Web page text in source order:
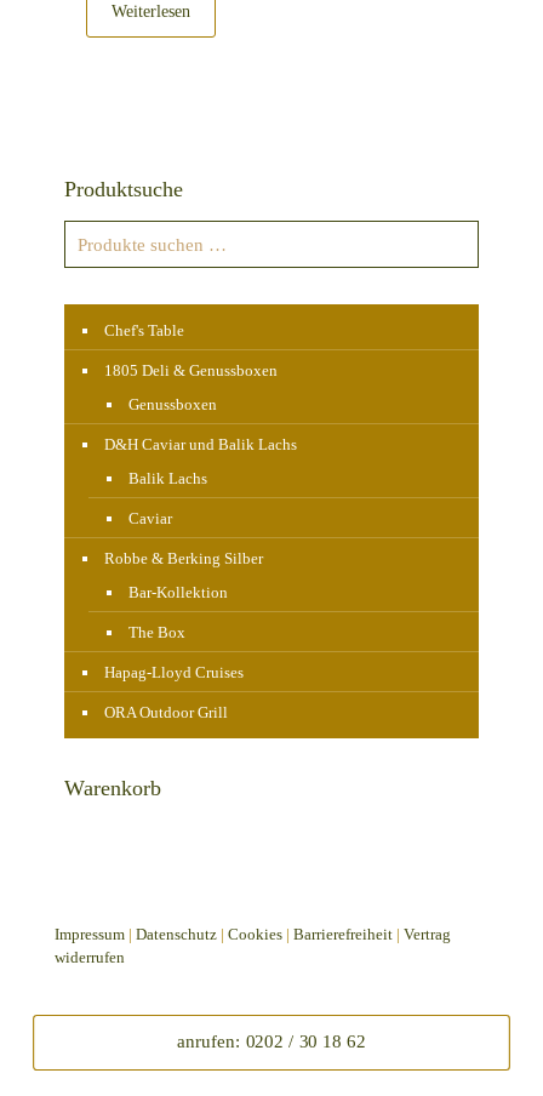
Weiterlesen
Produktsuche
Chef's Table
1805 Deli & Genussboxen
Genussboxen
D&H Caviar und Balik Lachs
Balik Lachs
Caviar
Robbe & Berking Silber
Bar-Kollektion
The Box
Hapag-Lloyd Cruises
ORA Outdoor Grill
Warenkorb
Impressum | Datenschutz | Cookies | Barrierefreiheit | Vertrag
widerrufen
anrufen: 0202 / 30 18 62